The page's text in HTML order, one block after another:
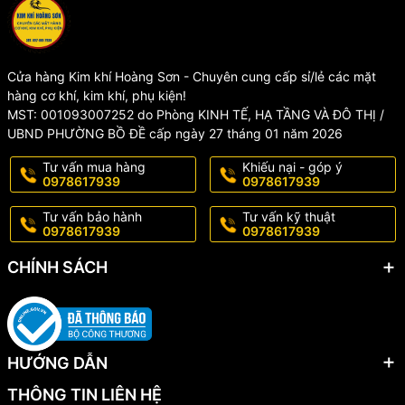
*LƯU Ý
KHÔNG BẢO HÀNH, ĐỔI TRẢ đối với các trường hợp sản phẩm bị
làm hỏng, hoặc qua thời gian sử dụng lâu dài.
#khoaninox #muikhoaninoxcaocap #muikhoaninox #muikhoan
#muikhoansat #muikhoaninoxxin #muikhoango #muikhoanthep
Cửa hàng Kim khí Hoàng Sơn - Chuyên cung cấp sỉ/lẻ các mặt
hàng cơ khí, kim khí, phụ kiện!
MST: 001093007252 do Phòng KINH TẾ, HẠ TẦNG VÀ ĐÔ THỊ /
UBND PHƯỜNG BỒ ĐỀ cấp ngày 27 tháng 01 năm 2026
Tư vấn mua hàng
0978617939
Khiếu nại - góp ý
0978617939
Tư vấn bảo hành
0978617939
Tư vấn kỹ thuật
0978617939
CHÍNH SÁCH
HƯỚNG DẪN
THÔNG TIN LIÊN HỆ